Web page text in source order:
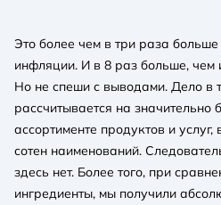
Это более чем в три раза
инфляции. И в 8 раз больше, чем
Но не спеши с выводами. Дело в
рассчитывается на значительно
ассортименте продуктов и
сотен наименований.
здесь нет. Более того, при
ингредиенты, мы получили